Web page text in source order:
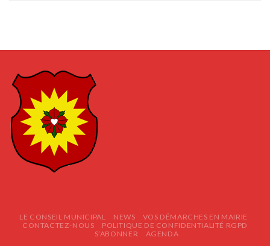
LE CONSEIL MUNICIPAL NEWS
VOS DÉMARCHES EN MAIRIE
CONTACTEZ-NOUS
POLITIQUE DE CONFIDENTIALITÉ RGPD
S’ABONNER
AGENDA